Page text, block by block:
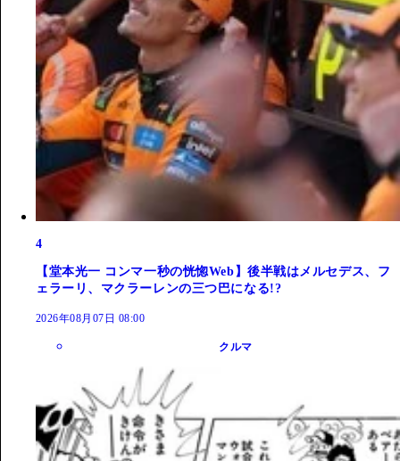
4
【堂本光一 コンマ一秒の恍惚Web】後半戦はメルセデス、フ
ェラーリ、マクラーレンの三つ巴になる!?
2026年08月07日 08:00
クルマ